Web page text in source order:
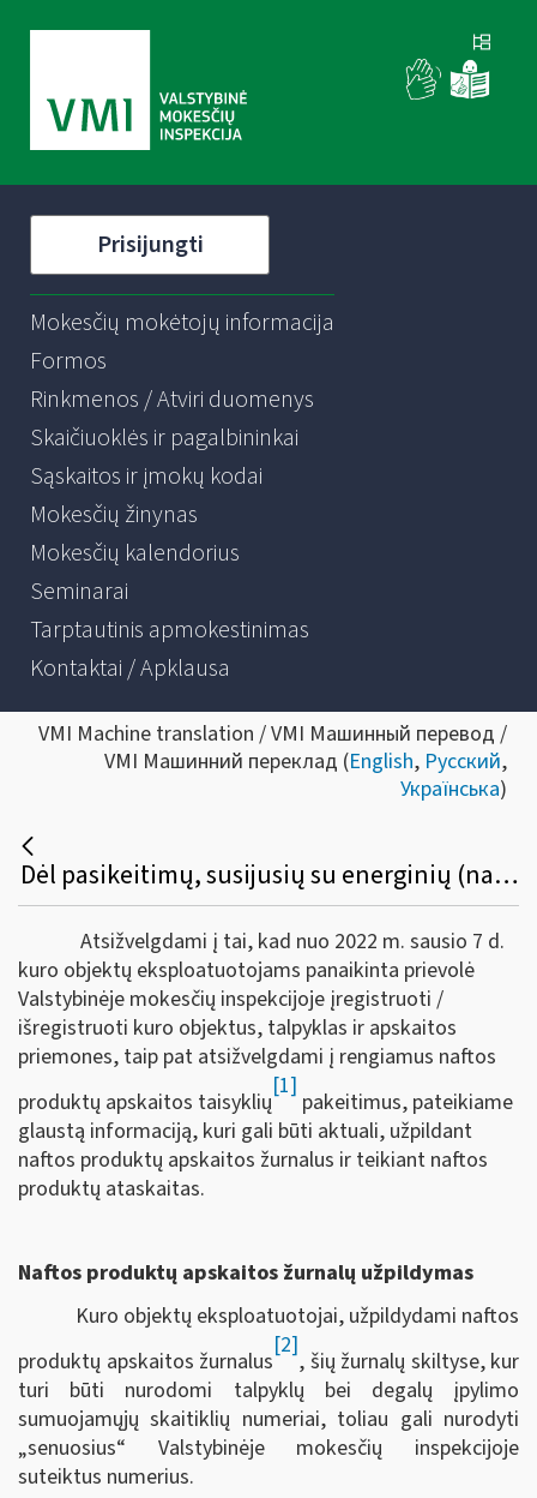
Prisijungti
Mokesčių mokėtojų informacija
Formos
Rinkmenos / Atviri duomenys
Skaičiuoklės ir pagalbininkai
Sąskaitos ir įmokų kodai
Mokesčių žinynas
Mokesčių kalendorius
Seminarai
Tarptautinis apmokestinimas
Kontaktai / Apklausa
VMI Machine translation / VMI Машинный перевод /
VMI Машинний переклад (English, Русский,
Українська)
Dėl pasikeitimų, susijusių su energinių (naftos) produktų apskaita ir ataskaitų teikimu
Atsižvelgdami į tai, kad nuo 2022 m. sausio 7 d.
kuro objektų eksploatuotojams panaikinta prievolė
Valstybinėje mokesčių inspekcijoje įregistruoti /
išregistruoti kuro objektus, talpyklas ir apskaitos
priemones, taip pat atsižvelgdami į rengiamus naftos
produktų apskaitos taisyklių
[1]
pakeitimus, pateikiame
glaustą informaciją, kuri gali būti aktuali, užpildant
naftos produktų apskaitos žurnalus ir teikiant naftos
produktų ataskaitas.
Naftos produktų apskaitos žurnalų užpildymas
Kuro objektų eksploatuotojai, užpildydami naftos
produktų apskaitos žurnalus
[2]
, šių žurnalų skiltyse, kur
turi būti nurodomi talpyklų bei degalų įpylimo
sumuojamųjų skaitiklių numeriai, toliau gali nurodyti
„senuosius“ Valstybinėje mokesčių inspekcijoje
suteiktus numerius.